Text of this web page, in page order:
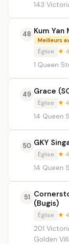
143
48 Kum
Meilleurs
Église ★
1 Queen
49 Grace
Église ★ 4
14 Queen
50 GKY
Église ★
14 Queen
51
(Bugis)
Église ★
201
Golden